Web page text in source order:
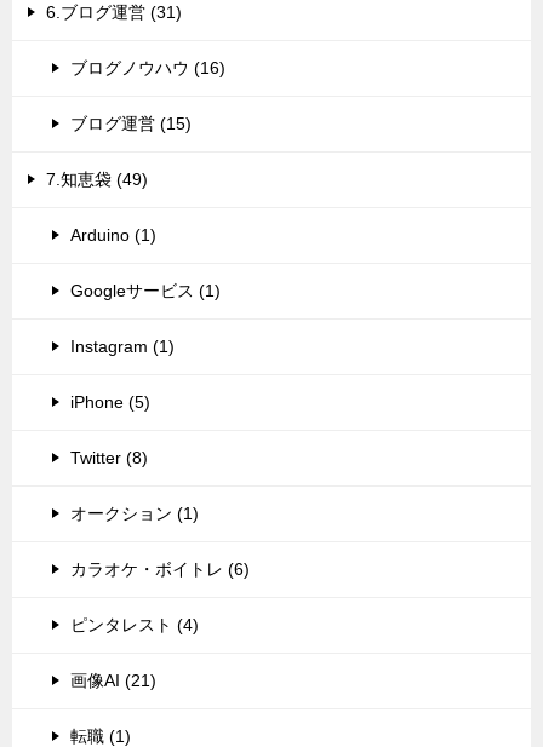
6.ブログ運営 (31)
ブログノウハウ (16)
ブログ運営 (15)
7.知恵袋 (49)
Arduino (1)
Googleサービス (1)
Instagram (1)
iPhone (5)
Twitter (8)
オークション (1)
カラオケ・ボイトレ (6)
ピンタレスト (4)
画像AI (21)
転職 (1)